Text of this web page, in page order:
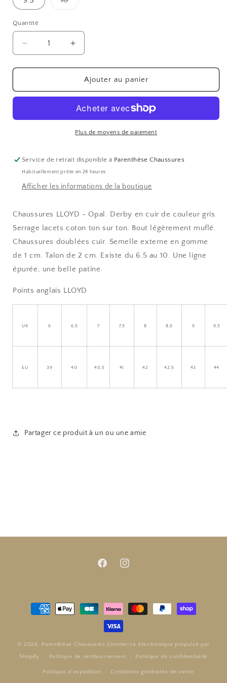
Quantité
Réduire
la
quantité
OPAL
Augmenter
la
quantité
OPAL
Ajouter au panier
Plus de moyens de paiement
Service de retrait disponible à Parenthèse Chaussures
Habituellement prête en 24 heures
Afficher les informations de la boutique
Chaussures LLOYD - Opal. Derby en cuir de couleur gris.
Serrage lacets coton ton sur ton. Bout légèrement muflé.
Chaussures doublées cuir. Semelle externe en gomme
de 1 cm. Talon de 2 cm. Existe du 6.5 au 10. Une ligne
épurée, une belle patine.
Points anglais LLOYD
UK 6 6,5 7 7,5 8 8,5 9 9,5
EU 39 40 40,5 41 42 42,5 43 44
Partager ce produit à un ou une amie
FacebookInstagram
Moyens
© 2026, Parenthèse Chaussures Commerce électronique propulsé par
Shopify
Politique de remboursement Politique de confidentialité
Politique d’expédition Conditions générales de vente